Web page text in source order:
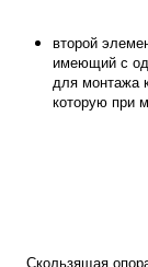
второй
имеющий с
для монтажа
которую при
Скользящая